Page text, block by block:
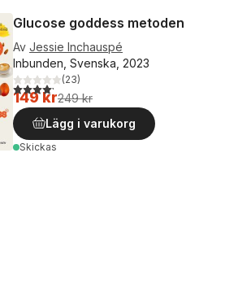
Glucose goddess metoden
Av Jessie Inchauspé
Inbunden, Svenska, 2023
4,2utav 5 stjärnor. Totalt antal röster:
(23)
149 kr249 kr
Lägg i varukorg
Skickas